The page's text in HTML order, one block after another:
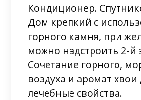
Кондиционер.
Дом крепкий с
горного камня, при
можно надстроить 2-й
Сочетание горного,
воздуха и аромат
лечебные свойства.